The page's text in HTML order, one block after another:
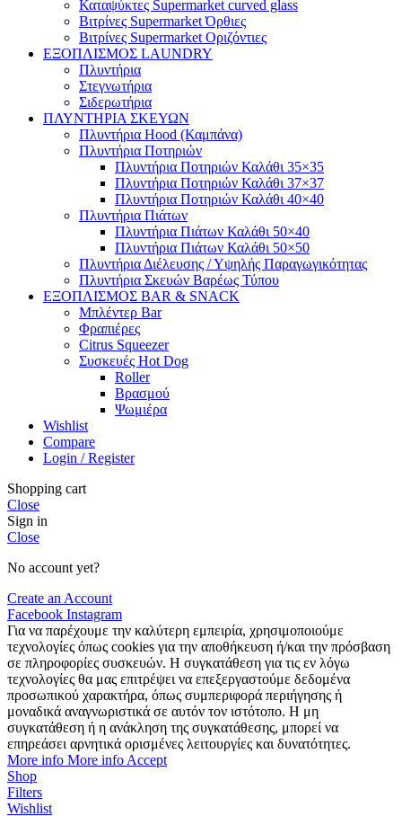
Καταψύκτες Supermarket curved glass
Βιτρίνες Supermarket Όρθιες
Βιτρίνες Supermarket Οριζόντιες
ΕΞΟΠΛΙΣΜΟΣ LAUNDRY
Πλυντήρια
Στεγνωτήρια
Σιδερωτήρια
ΠΛΥΝΤΗΡΙΑ ΣΚΕΥΩΝ
Πλυντήρια Hood (Καμπάνα)
Πλυντήρια Ποτηριών
Πλυντήρια Ποτηριών Καλάθι 35×35
Πλυντήρια Ποτηριών Καλάθι 37×37
Πλυντήρια Ποτηριών Καλάθι 40×40
Πλυντήρια Πιάτων
Πλυντήρια Πιάτων Καλάθι 50×40
Πλυντήρια Πιάτων Καλάθι 50×50
Πλυντήρια Διέλευσης / Υψηλής Παραγωγικότητας
Πλυντήρια Σκευών Βαρέως Τύπου
ΕΞΟΠΛΙΣΜΟΣ BAR & SNACK
Μπλέντερ Bar
Φραπιέρες
Citrus Squeezer
Συσκευές Hot Dog
Roller
Βρασμού
Ψωμιέρα
Wishlist
Compare
Login / Register
Shopping cart
Close
Sign in
Close
No account yet?
Create an Account
Facebook Instagram
Για να παρέχουμε την καλύτερη εμπειρία, χρησιμοποιούμε
τεχνολογίες όπως cookies για την αποθήκευση ή/και την πρόσβαση
σε πληροφορίες συσκευών. Η συγκατάθεση για τις εν λόγω
τεχνολογίες θα μας επιτρέψει να επεξεργαστούμε δεδομένα
προσωπικού χαρακτήρα, όπως συμπεριφορά περιήγησης ή
μοναδικά αναγνωριστικά σε αυτόν τον ιστότοπο. Η μη
συγκατάθεση ή η ανάκληση της συγκατάθεσης, μπορεί να
επηρεάσει αρνητικά ορισμένες λειτουργίες και δυνατότητες.
More info More info Accept
Shop
Filters
Wishlist